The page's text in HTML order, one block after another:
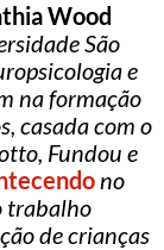
Wood
São
e
na formação
casada com o
Fundou e
no
trabalho
de crianças